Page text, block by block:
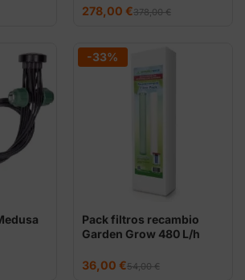
de 72 esquejes
378,00€
El
precio
378,00 €.
278,00 €
El
precio
278,00 €.
-33%
Pack filtros recambio
Garden Grow 480 L/h
54,00€
El
precio
36,00 €
El
precio